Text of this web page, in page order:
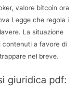
valore bitcoin ora
Legge che regola i
La situazione
contenuti a favore di
nel breve.
giuridica pdf: